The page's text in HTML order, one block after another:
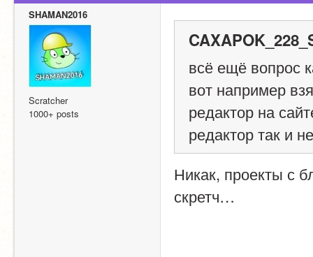
SHAMAN2016
Scratcher
1000+ posts
всё ещё вопрос
вот например
редактор на
редактор так и
Никак, проекты с
скретч…